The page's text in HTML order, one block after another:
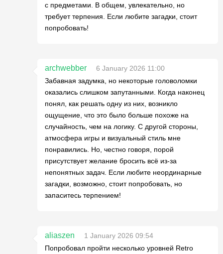
с предметами. В общем, увлекательно, но
требует терпения. Если любите загадки, стоит
попробовать!
archwebber
6 January 2026 11:00
Забавная задумка, но некоторые головоломки
оказались слишком запутанными. Когда наконец
понял, как решать одну из них, возникло
ощущение, что это было больше похоже на
случайность, чем на логику. С другой стороны,
атмосфера игры и визуальный стиль мне
понравились. Но, честно говоря, порой
присутствует желание бросить всё из-за
непонятных задач. Если любите неординарные
загадки, возможно, стоит попробовать, но
запаситесь терпением!
aliaszen
1 January 2026 09:54
Попробовал пройти несколько уровней Retro